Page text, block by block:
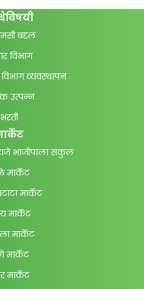
बद्दल
विभाग
विभाग व्यवस्थापन
उत्पन्न
भरती
भाजीपाला संकुल
मार्केट
मार्केट
मार्केट
मार्केट
मार्केट
मार्केट